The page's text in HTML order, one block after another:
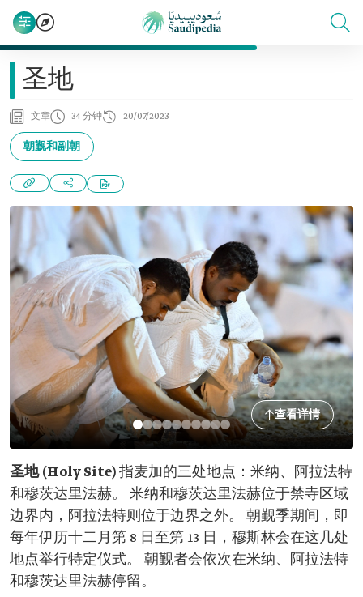
圣地
文章 34 分钟 20/07/2023
朝觐和副朝
查看详情
圣地 (Holy Site)指麦加的三处地点：米纳、阿拉法特
和穆茨达里法赫。 米纳和穆茨达里法赫位于禁寺区域
边界内，阿拉法特则位于边界之外。 朝觐季期间，即
每年伊历十二月第 8 日至第 13 日，穆斯林会在这几处
地点举行特定仪式。 朝觐者会依次在米纳、阿拉法特
和穆茨达里法赫停留。